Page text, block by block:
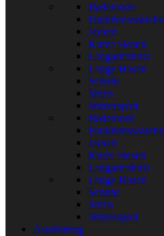
Bademode
Funktionswäsche
Jacken
Kurze Hosen
Langarmshirts
Lange Hosen
Schuhe
Shirts
Wintersport
Bademode
Funktionswäsche
Jacken
Kurze Hosen
Langarmshirts
Lange Hosen
Schuhe
Shirts
Wintersport
Ausrüstung